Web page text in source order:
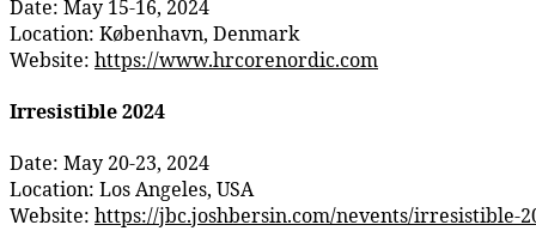
Date: May 15-16, 2024
Location: København, Denmark
Website: https://www.hrcorenordic.com
Irresistible 2024
Date: May 20-23, 2024
Location: Los Angeles, USA
Website: https://jbc.joshbersin.com/nevents/irresistible-